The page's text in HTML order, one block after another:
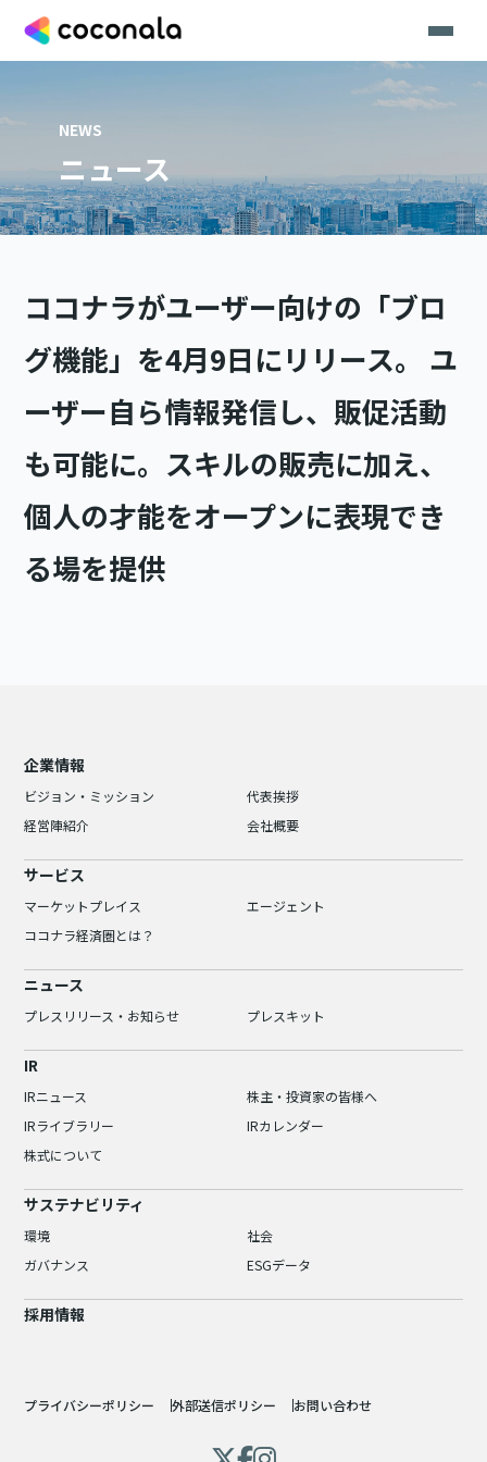
NEWS
ニュース
ココナラがユーザー向けの「ブロ
グ機能」を4月9日にリリース。 ユ
ーザー自ら情報発信し、販促活動
も可能に。スキルの販売に加え、
個人の才能をオープンに表現でき
る場を提供
企業情報
ビジョン・ミッション
代表挨拶
経営陣紹介
会社概要
サービス
マーケットプレイス
エージェント
ココナラ経済圏とは？
ニュース
プレスリリース・お知らせ プレスキット
IR
IRニュース
株主・投資家の皆様へ
IRライブラリー
IRカレンダー
株式について
サステナビリティ
環境
社会
ガバナンス
ESGデータ
採用情報
プライバシーポリシー 外部送信ポリシー お問い合わせ